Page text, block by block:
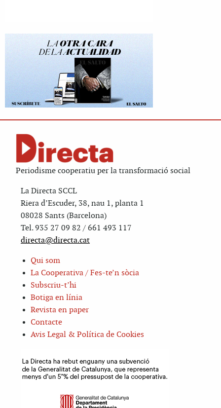
Periodisme cooperatiu per la transformació social
La Directa SCCL
Riera d’Escuder, 38, nau 1, planta 1
08028 Sants (Barcelona)
Tel. 935 27 09 82 / 661 493 117
directa@directa.cat
Qui som
La Cooperativa / Fes-te’n sòcia
Subscriu-t’hi
Botiga en línia
Revista en paper
Contacte
Avis Legal & Política de Cookies